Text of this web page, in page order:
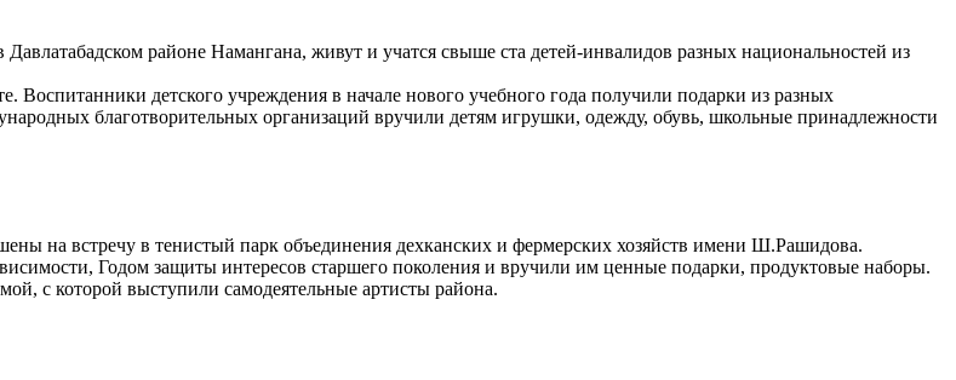
районе Намангана, живут и учатся свыше ста детей-инвалидов разных национальностей из
детского учреждения в начале нового учебного года получили подарки из разных
благотворительных организаций вручили детям игрушки, одежду, обувь, школьные принадлежности
на встречу в тенистый парк объединения дехканских и фермерских хозяйств имени Ш.Рашидова.
Годом защиты интересов старшего поколения и вручили им ценные подарки, продуктовые наборы.
с которой выступили самодеятельные артисты района.